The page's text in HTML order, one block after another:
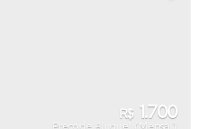
R$ 1.700
Preço de Aluguel (Mensal)